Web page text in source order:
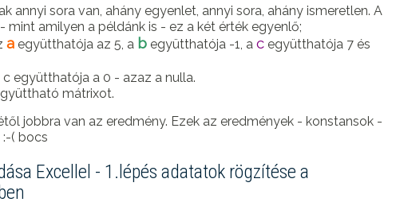
annyi sora van, ahány egyenlet, annyi sora, ahány ismeretlen. A
mint amilyen a példánk is - ez a két érték egyenlő;
a együtthatója az 5, a b együtthatója -1, a c együtthatója 7 és
együtthatója a 0 - azaz a nulla.
mátrixot.
jobbra van az eredmény. Ezek az eredmények - konstansok -
( bocs
Excellel - 1.lépés adatatok rögzítése a